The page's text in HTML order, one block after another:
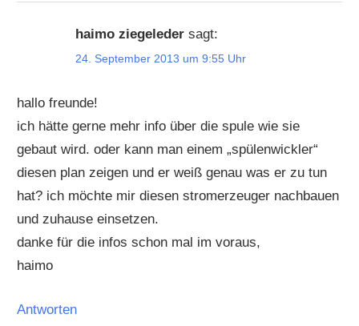
haimo ziegeleder sagt:
24. September 2013 um 9:55 Uhr
hallo freunde!
ich hätte gerne mehr info über die spule wie sie
gebaut wird. oder kann man einem „spülenwickler“
diesen plan zeigen und er weiß genau was er zu tun
hat? ich möchte mir diesen stromerzeuger nachbauen
und zuhause einsetzen.
danke für die infos schon mal im voraus,
haimo
Antworten